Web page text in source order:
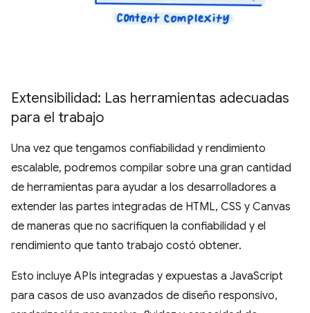
Extensibilidad: Las herramientas adecuadas
para el trabajo
Una vez que tengamos confiabilidad y rendimiento
escalable, podremos compilar sobre una gran cantidad
de herramientas para ayudar a los desarrolladores a
extender las partes integradas de HTML, CSS y Canvas
de maneras que no sacrifiquen la confiabilidad y el
rendimiento que tanto trabajo costó obtener.
Esto incluye APIs integradas y expuestas a JavaScript
para casos de uso avanzados de diseño responsivo,